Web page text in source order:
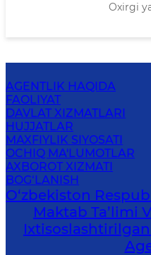
Oxirgi
AGENTLIK HAQIDA
FAOLIYAT
DAVLAT XIZMATLARI
HUJJATLAR
MAXFIYLIK SIYOSATI
OCHIQ MA'LUMOTLAR
AXBOROT XIZMATI
BOG‘LANISH
O‘zbekiston
Maktab Ta’limi
Ixtisoslashtirilgan